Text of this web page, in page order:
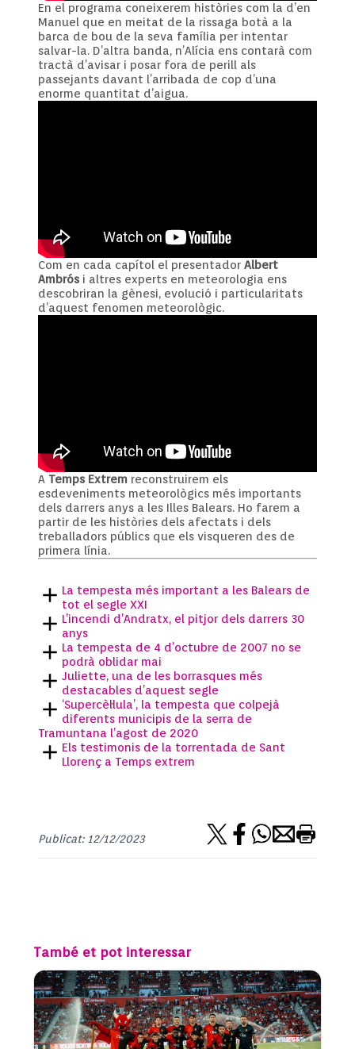
En el programa coneixerem històries com la d’en
Manuel que en meitat de la rissaga botà a la
barca de bou de la seva família per intentar
salvar-la. D’altra banda, n’Alícia ens contarà com
tractà d’avisar i posar fora de perill als
passejants davant l’arribada de cop d’una
enorme quantitat d’aigua.
Com en cada capítol el presentador Albert
Ambrós i altres experts en meteorologia ens
descobriran la gènesi, evolució i particularitats
d’aquest fenomen meteorològic.
A Temps Extrem reconstruirem els
esdeveniments meteorològics més importants
dels darrers anys a les Illes Balears. Ho farem a
partir de les històries dels afectats i dels
treballadors públics que els visqueren des de
primera línia.
La tempesta més important a les Balears de
tot el segle XXI
L’incendi d’Andratx, el pitjor dels darrers 30
anys
La tempesta de 4 d’octubre de 2007 no se
podrà oblidar mai
Juliette, una de les borrasques més
destacables d’aquest segle
‘Supercèl·lula’, la tempesta que colpejà
diferents municipis de la serra de
Tramuntana l’agost de 2020
Els testimonis de la torrentada de Sant
Llorenç a Temps extrem
Publicat: 12/12/2023
També et pot interessar